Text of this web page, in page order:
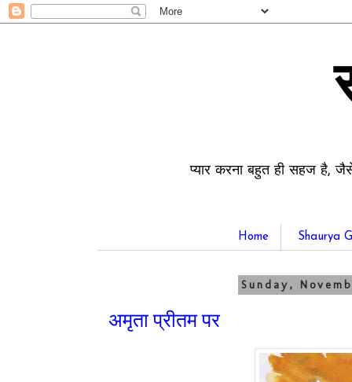
प्यार करना बहुत ही सहज है,
Home Shaurya
Sunday,
अमृता प्रीतम पर